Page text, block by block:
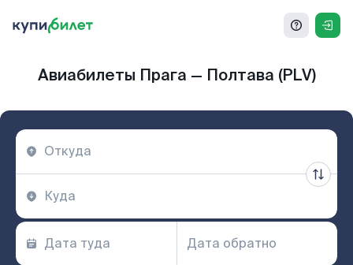
Авиабилеты Прага — Полтава (PLV)